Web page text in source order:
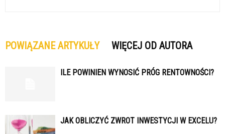
POWIĄZANE ARTYKUŁY WIĘCEJ OD AUTORA
ILE POWINIEN WYNOSIĆ PRÓG RENTOWNOŚCI?
JAK OBLICZYĆ ZWROT INWESTYCJI W EXCELU?